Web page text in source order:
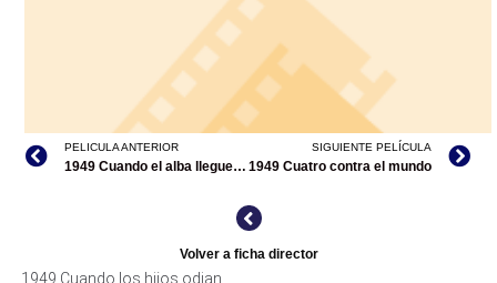
PELICULA ANTERIOR
1949 Cuando el alba llegue / Fuego en la carne
SIGUIENTE PELÍCULA
1949 Cuatro contra el mundo
Volver a ficha director
1949 Cuando los hijos odian